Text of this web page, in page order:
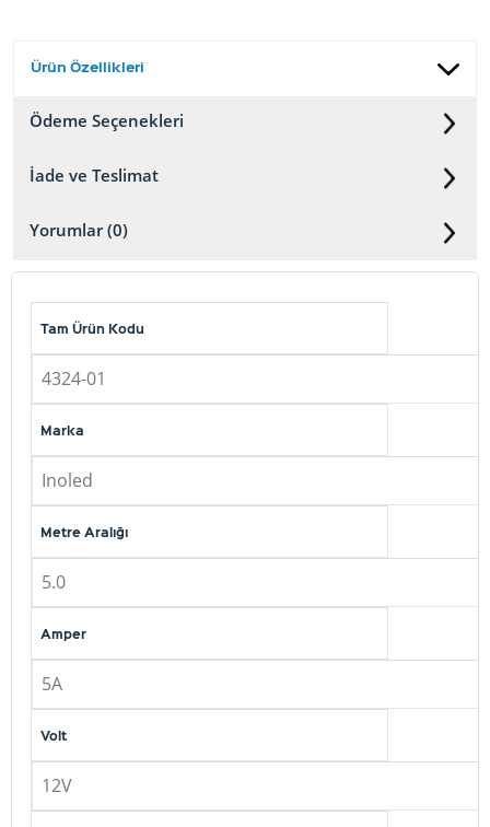
Ürün Özellikleri
Ödeme Seçenekleri
İade ve Teslimat
Yorumlar (0)
Tam Ürün Kodu
4324-01
Marka
Inoled
Metre Aralığı
5.0
Amper
5A
Volt
12V